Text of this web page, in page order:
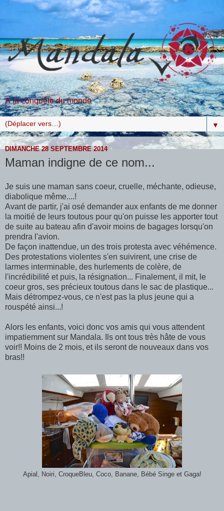
À la conquête du monde
▼
DIMANCHE 28 SEPTEMBRE 2014
Maman indigne de ce nom...
Je suis une maman sans coeur, cruelle, méchante, odieuse,
diabolique même....!
Avant de partir, j'ai osé demander aux enfants de me donner
la moitié de leurs toutous pour qu'on puisse les apporter tout
de suite au bateau afin d'avoir moins de bagages lorsqu'on
prendra l'avion.
De façon inattendue, un des trois protesta avec véhémence.
Des protestations violentes s'en suivirent, une crise de
larmes interminable, des hurlements de colère, de
l'incrédibilité et puis, la résignation... Finalement, il mit, le
coeur gros, ses précieux toutous dans le sac de plastique...
Mais détrompez-vous, ce n'est pas la plus jeune qui a
rouspété ainsi...!
Alors les enfants, voici donc vos amis qui vous attendent
impatiemment sur Mandala. Ils ont tous très hâte de vous
voir!! Moins de 2 mois, et ils seront de nouveaux dans vos
bras!!
Apial, Noiri, CroqueBleu, Coco, Banane, Bébé Singe et Gaga!